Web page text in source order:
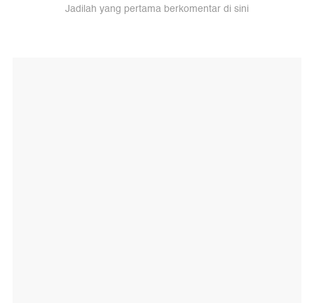
Jadilah yang pertama berkomentar di sini